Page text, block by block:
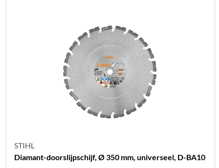
STIHL
Diamant-doorslijpschijf, Ø 350 mm, universeel, D-BA10